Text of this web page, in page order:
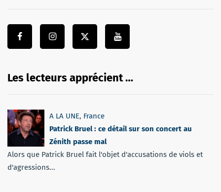
Les lecteurs apprécient …
A LA UNE, France
Patrick Bruel : ce détail sur son concert au
Zénith passe mal
Alors que Patrick Bruel fait l'objet d'accusations de viols et
d'agressions...